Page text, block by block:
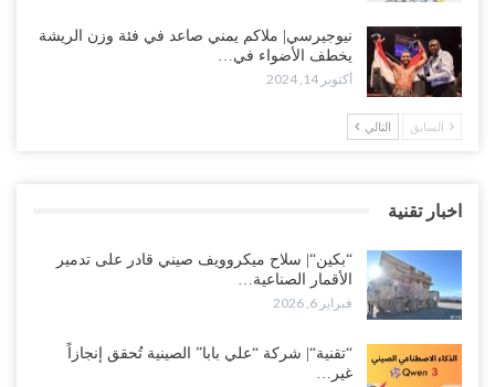
نيوجيرسي| ملاكم يمني صاعد في فئة وزن الريشة
يخطف الأضواء في…
أكتوبر 14, 2024
السابق التالي
اخبار تقنية
“بكين“| سلاح ميكروويف صيني قادر على تدمير
الأقمار الصناعية…
فبراير 6, 2026
“تقنية“| شركة “علي بابا” الصينية تُحقق إنجازاً
غير…